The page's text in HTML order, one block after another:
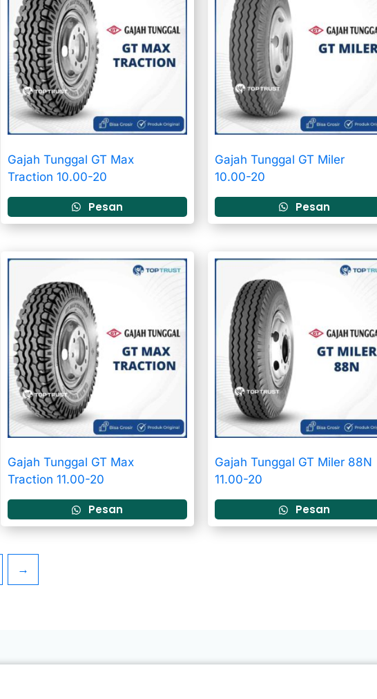
Gajah Tunggal GT Max
Traction 10.00-20
Pesan
Gajah Tunggal GT Miler
10.00-20
Pesan
Gajah Tunggal GT Max
Traction 11.00-20
Pesan
Gajah Tunggal GT Miler 88N
11.00-20
Pesan
→